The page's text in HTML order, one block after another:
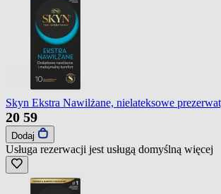
Skyn Ekstra Nawilżane, nielateksowe
20 59
Dodaj
Usługa rezerwacji jest usługą domyślną więcej